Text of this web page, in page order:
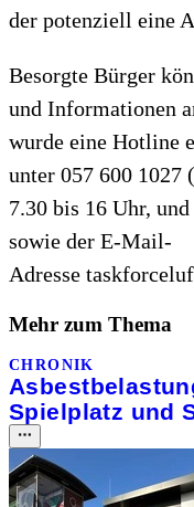
der potenziell eine
Besorgte Bürger
und Informationen
wurde eine Hotline
unter 057 600 1027
7.30 bis 16 Uhr,
sowie der E-Mail-
Adresse
Mehr zum Thema
CHRONIK
Spielplatz und